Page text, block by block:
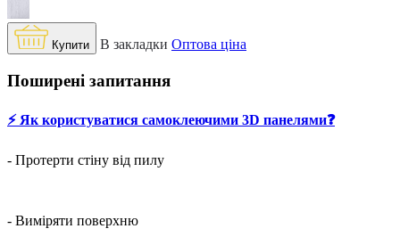
Купити В закладки Оптова ціна
Поширені запитання
⚡️ Як користуватися самоклеючими 3D панелями❓
- Протерти стіну від пилу
- Виміряти поверхню